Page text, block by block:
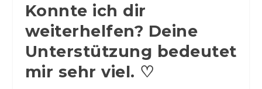
Konnte ich dir
weiterhelfen? Deine
Unterstützung bedeutet
mir sehr viel. ♡